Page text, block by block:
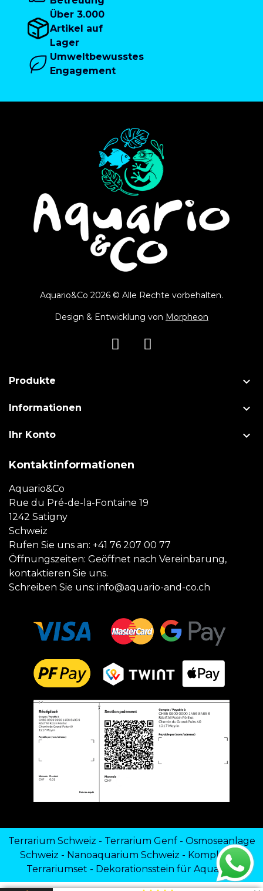
Über 3.000
Artikel auf
Lager
Umweltbewusstes
Engagement
Aquario&Co 2026 © Alle Rechte vorbehalten.
Design & Entwicklung von Morpheon
Produkte 
Informationen 
Ihr Konto 
Kontaktinformationen
Aquario&Co
Rue du Pré-de-la-Fontaine 19
1242 Satigny
Schweiz
Rufen Sie uns an: +41 76 207 00 77
Öffnungszeiten: Geöffnet nach Vereinbarung,
kontaktieren Sie uns.
Schreiben Sie uns: info@aquario-and-co.ch
Terrarium Schweiz - Terrarium Genf- Osmoseanlage
Schweiz - Nanoaquarium Schweiz - Komplettes
Terrariumset - Dekorationsstein für Aquarien